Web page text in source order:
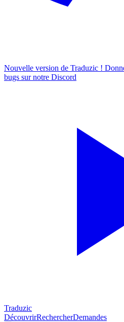
Nouvelle version de Traduzic !
bugs sur notre Discord
Traduzic
DécouvrirRechercherDemandes